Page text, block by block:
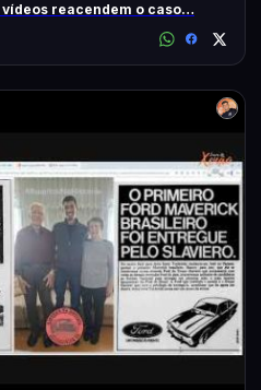
vídeos reacendem o caso…